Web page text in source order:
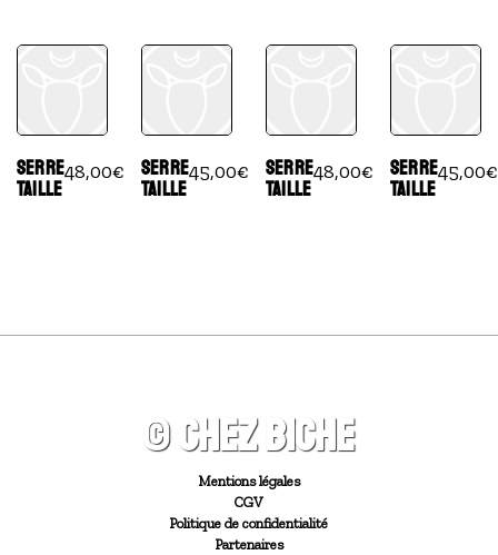
SERRE
TAILLE
48,00€
SERRE
TAILLE
45,00€
SERRE
TAILLE
48,00€
SERRE
TAILLE
45,00€
© CHEZ BICHE
Mentions légales
CGV
Politique de confidentialité
Partenaires